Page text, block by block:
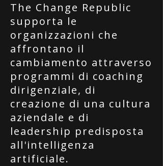
The Change Republic
supporta le
organizzazioni che
affrontano il
cambiamento attraverso
programmi di coaching
dirigenziale, di
creazione di una cultura
aziendale e di
leadership predisposta
all'intelligenza
artificiale.